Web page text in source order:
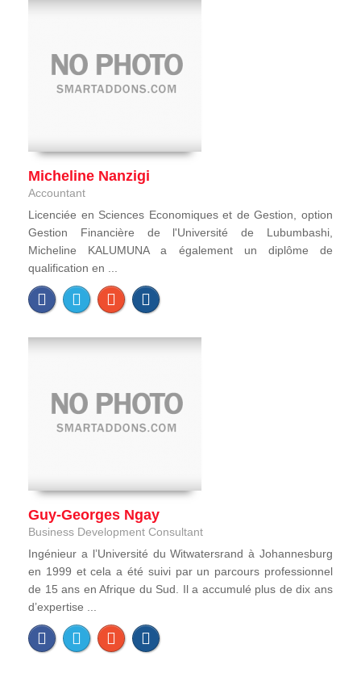
Micheline Nanzigi
Accountant
Licenciée en Sciences Economiques et de Gestion, option
Gestion Financière de l'Université de Lubumbashi,
Micheline KALUMUNA a également un diplôme de
qualification en ...
Guy-Georges Ngay
Business Development Consultant
Ingénieur a l’Université du Witwatersrand à Johannesburg
en 1999 et cela a été suivi par un parcours professionnel
de 15 ans en Afrique du Sud. Il a accumulé plus de dix ans
d’expertise ...